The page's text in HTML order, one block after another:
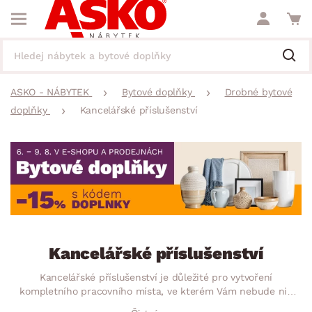
ASKO - NÁBYTEK Bytové doplňky
Drobné bytové
doplňky
Kancelářské příslušenství
Kancelářské příslušenství
Kancelářské příslušenství je důležité pro vytvoření
kompletního pracovního místa, ve kterém Vám nebude nic